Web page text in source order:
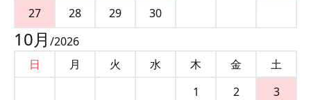
27
28 29 30
10月 /2026
日
月 火 水 木 金
土
1
2
3